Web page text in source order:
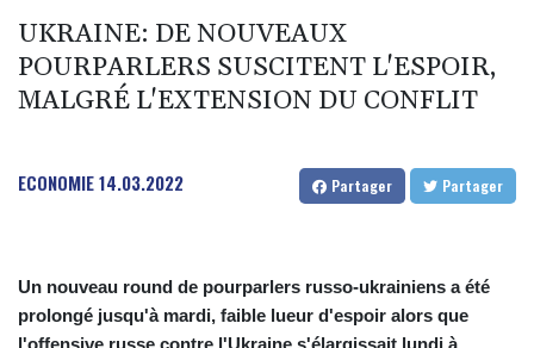
UKRAINE: DE NOUVEAUX
POURPARLERS SUSCITENT L'ESPOIR,
MALGRÉ L'EXTENSION DU CONFLIT
ECONOMIE14.03.2022 Partager Partager
Un nouveau round de pourparlers russo-ukrainiens a été
prolongé jusqu'à mardi, faible lueur d'espoir alors que
l'offensive russe contre l'Ukraine s'élargissait lundi à